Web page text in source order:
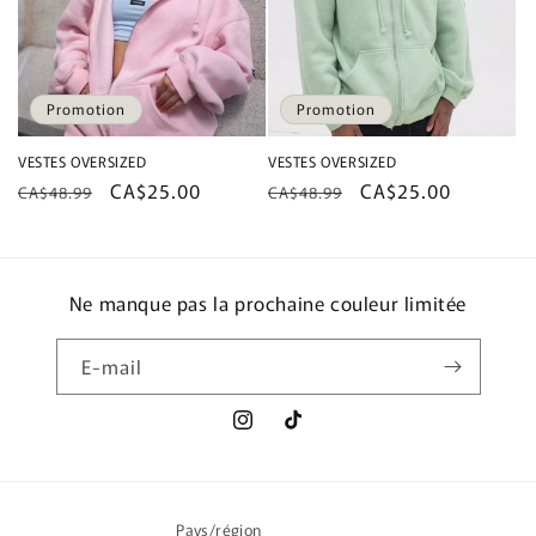
Promotion
VESTES OVERSIZED
Prix
CA$48.99
Prix
CA$25.00
Promotion
VESTES OVERSIZED
Prix
CA$48.99
Prix
CA$25.00
Ne manque pas la prochaine couleur limitée
E-mail
InstagramTikTok
Pays/région